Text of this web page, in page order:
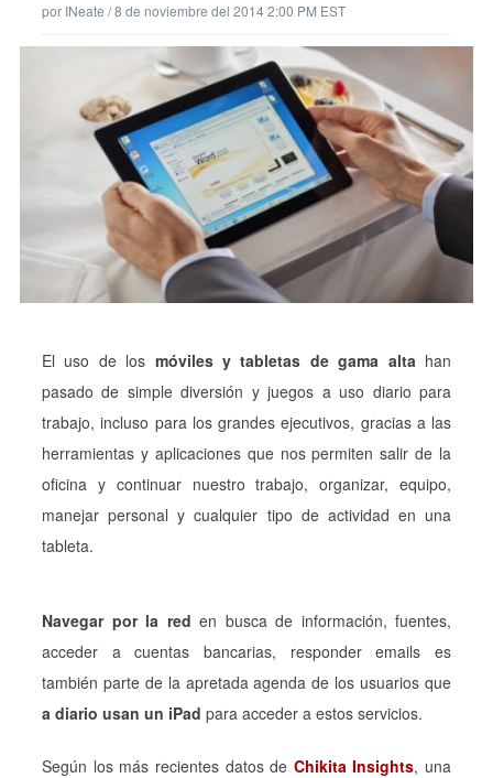
por INeate /8 de noviembre del 2014 2:00 PM EST
El uso de los móviles y tabletas de gama alta han
pasado de simple diversión y juegos a uso diario para
trabajo, incluso para los grandes ejecutivos, gracias a las
herramientas y aplicaciones que nos permiten salir de la
oficina y continuar nuestro trabajo, organizar, equipo,
manejar personal y cualquier tipo de actividad en una
tableta.
Navegar por la red en busca de información, fuentes,
acceder a cuentas bancarias, responder emails es
también parte de la apretada agenda de los usuarios que
a diario usan un iPad para acceder a estos servicios.
Según los más recientes datos de Chikita Insights, una